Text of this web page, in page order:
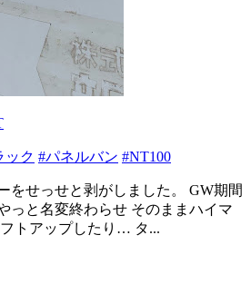
ック #パネルバン #NT100
をせっせと剥がしました。 GW期間
っと名変終わらせ そのままハイマ
トアップしたり… タ...